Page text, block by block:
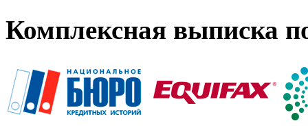
Комплексная выписка